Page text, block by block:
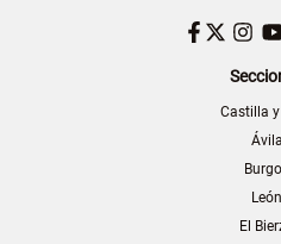
Castilla y
Ávila
León
El